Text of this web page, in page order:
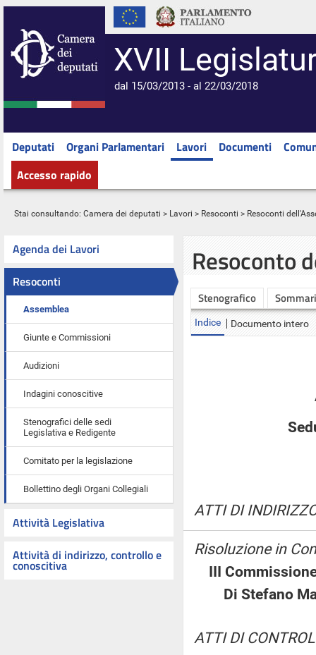
XVII
dal 15/03/2013 - al 22/03/2018
Deputati Organi Parlamentari Lavori Documenti
Accesso rapido
Stai consultando: Camera dei deputati > Lavori > Resoconti > Resoconti
Agenda dei Lavori
Resoconti
Assemblea
Giunte e Commissioni
Audizioni
Indagini conoscitive
Stenografici delle sedi
Legislativa e Redigente
Comitato per la legislazione
Bollettino degli Organi Collegiali
Attività Legislativa
Attività di indirizzo, controllo e
conoscitiva
Resoconto
Stenografico
Indice Documento intero
ATTI DI
Risoluzione in
III
Di Stefano
ATTI DI